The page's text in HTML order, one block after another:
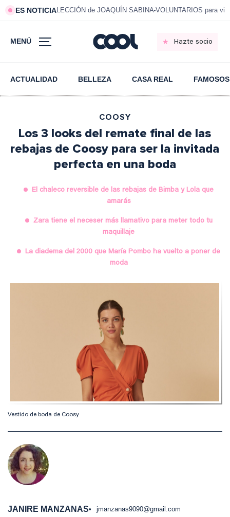
ES NOTICIALECCIÓN de JOAQUÍN SABINA VOLUNTARIOS para
MENÚ Hazte socio
ACTUALIDAD BELLEZA CASA REAL FAMOSOS
COOSY
Los 3 looks del remate final de las
rebajas de Coosy para ser la invitada
perfecta en una boda
El chaleco reversible de las rebajas de Bimba y Lola que
amarás
Zara tiene el neceser más llamativo para meter todo tu
maquillaje
La diadema del 2000 que María Pombo ha vuelto a poner de
moda
Vestido de boda de Coosy
JANIRE MANZANAS jmanzanas9090@gmail.com